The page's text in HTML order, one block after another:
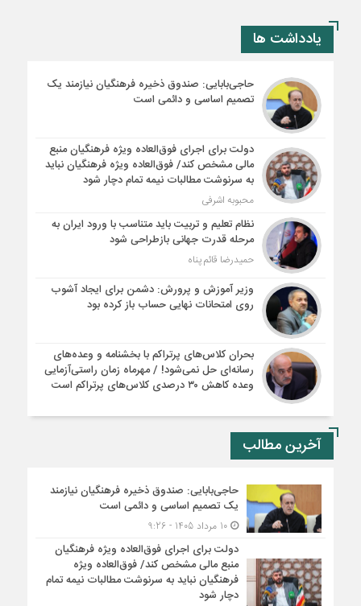
یادداشت ها
حاجی‌بابایی: صندوق ذخیره فرهنگیان نیازمند یک
تصمیم اساسی و دائمی است
دولت برای اجرای فوق‌العاده ویژه فرهنگیان منبع
مالی مشخص کند/ فوق‌العاده ویژه فرهنگیان نباید
به سرنوشت مطالبات نیمه‌ تمام دچار شود
محبوبه اشرفی
نظام تعلیم و تربیت باید متناسب با ورود ایران به
مرحله قدرت جهانی بازطراحی شود
حمیدرضا قائم پناه
وزیر آموزش و پرورش: دشمن برای ایجاد آشوب
روی امتحانات نهایی حساب باز کرده بود
بحران کلاس‌های پرتراکم با بخشنامه و وعده‌های
رسانه‌ای حل نمی‌شود! / مهرماه زمان راستی‌آزمایی
وعده کاهش ۳۰ درصدی کلاس‌های پرتراکم است
آخرین مطالب
حاجی‌بابایی: صندوق ذخیره فرهنگیان نیازمند
یک تصمیم اساسی و دائمی است
10 مرداد 1405 - 9:26
دولت برای اجرای فوق‌العاده ویژه فرهنگیان
منبع مالی مشخص کند/ فوق‌العاده ویژه
فرهنگیان نباید به سرنوشت مطالبات نیمه‌ تمام
دچار شود